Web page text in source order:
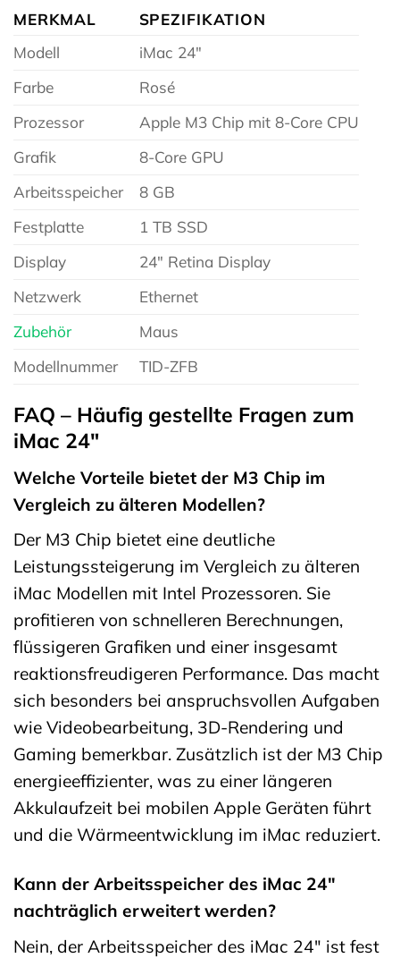
MERKMAL
SPEZIFIKATION
Modell
iMac 24″
Farbe
Rosé
Prozessor
Apple M3 Chip mit 8-Core CPU
Grafik
8-Core GPU
Arbeitsspeicher
8 GB
Festplatte
1 TB SSD
Display
24″ Retina Display
Netzwerk
Ethernet
Zubehör
Maus
Modellnummer
TID-ZFB
FAQ – Häufig gestellte Fragen zum
iMac 24″
Welche Vorteile bietet der M3 Chip im
Vergleich zu älteren Modellen?
Der M3 Chip bietet eine deutliche
Leistungssteigerung im Vergleich zu älteren
iMac Modellen mit Intel Prozessoren. Sie
profitieren von schnelleren Berechnungen,
flüssigeren Grafiken und einer insgesamt
reaktionsfreudigeren Performance. Das macht
sich besonders bei anspruchsvollen Aufgaben
wie Videobearbeitung, 3D-Rendering und
Gaming bemerkbar. Zusätzlich ist der M3 Chip
energieeffizienter, was zu einer längeren
Akkulaufzeit bei mobilen Apple Geräten führt
und die Wärmeentwicklung im iMac reduziert.
Kann der Arbeitsspeicher des iMac 24″
nachträglich erweitert werden?
Nein, der Arbeitsspeicher des iMac 24″ ist fest